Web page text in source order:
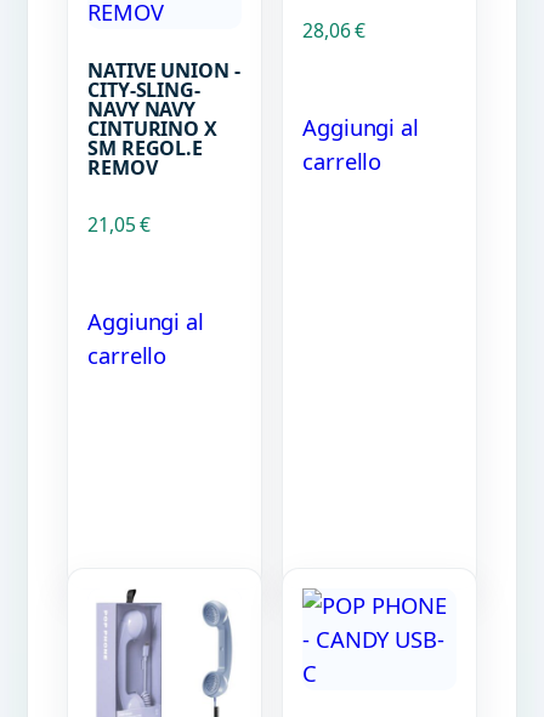
NATIVE UNION -
CITY-SLING-
NAVY NAVY
CINTURINO X
SM REGOL.E
REMOV
21,05€
Aggiungi al
carrello
28,06€
Aggiungi al
carrello